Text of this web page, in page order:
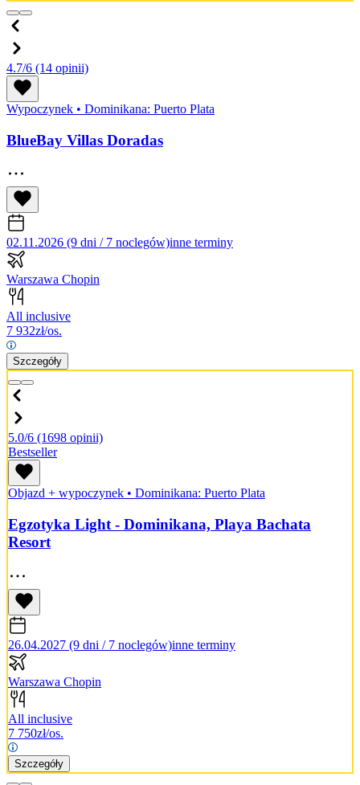
4.7/6 (14 opinii)
Wypoczynek • Dominikana: Puerto Plata
BlueBay Villas Doradas
02.11.2026 (9 dni / 7 noclegów)inne terminy
Warszawa Chopin
All inclusive
7 932zł/os.
Szczegóły
5.0/6 (1698 opinii)
Bestseller
Objazd + wypoczynek • Dominikana: Puerto Plata
Egzotyka Light - Dominikana, Playa Bachata
Resort
26.04.2027 (9 dni / 7 noclegów)inne terminy
Warszawa Chopin
All inclusive
7 750zł/os.
Szczegóły